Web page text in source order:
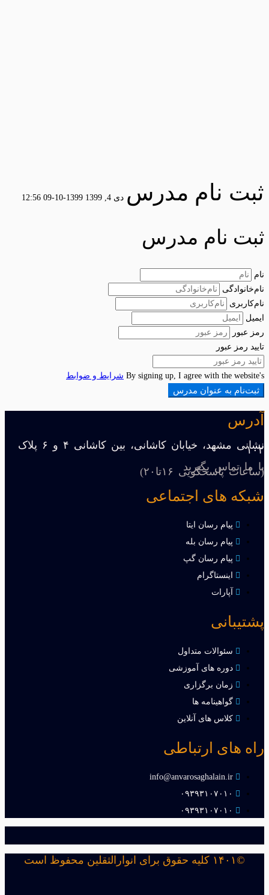
ثبت نام مدرس دی 4, 1399 1399-10-09 12:56
ثبت نام مدرس
نام
نام‌خانوادگی
نام‌کاربری
ایمیل
رمز عبور
تایید رمز عبور
By signing up, I agree with the website's شرایط و ضوابط
ثبت‌نام به عنوان مدرس
آدرس
نشانی مشهد، خیابان کاشانی، بین کاشانی ۴ و ۶ پلاک
۱۰۲
با ما تماس بگیرید
(ساعات پاسخگویی ۱۶تا۲۰)
شبکه های اجتماعی
پیام رسان ایتا
پیام رسان بله
پیام رسان گپ
اینستاگرام
آپارات
پشتیبانی
سئوالات متداول
دوره های آموزشی
زمان برگزاری
گواهینامه ها
کلاس های آنلاین
راه های ارتباطی
info@anvarosaghalain.ir​
۰۹۳۹۳۱۰۷۰۱۰​
۰۹۳۹۳۱۰۷۰۱۰​
©۱۴۰۱ کلیه حقوق برای انوارالثقلین محفوظ است